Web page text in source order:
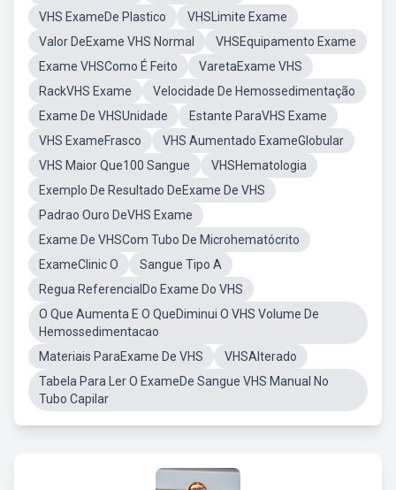
VHS ExameDe Plastico
VHSLimite Exame
Valor DeExame VHS Normal
VHSEquipamento Exame
Exame VHSComo É Feito
VaretaExame VHS
RackVHS Exame
Velocidade De Hemossedimentação
Exame De VHSUnidade
Estante ParaVHS Exame
VHS ExameFrasco
VHS Aumentado ExameGlobular
VHS Maior Que100 Sangue
VHSHematologia
Exemplo De Resultado DeExame De VHS
Padrao Ouro DeVHS Exame
Exame De VHSCom Tubo De Microhematócrito
ExameClinic O
Sangue Tipo A
Regua ReferencialDo Exame Do VHS
O Que Aumenta E O QueDiminui O VHS Volume De
Hemossedimentacao
Materiais ParaExame De VHS
VHSAlterado
Tabela Para Ler O ExameDe Sangue VHS Manual No
Tubo Capilar